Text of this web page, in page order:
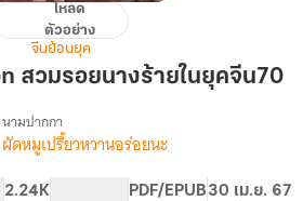
โหลด
ตัวอย่าง
จีนย้อนยุค
สวมรอยนางร้ายในยุคจีน70
เรื่องThe
นามปากกา
ผัดหมูเปรี้ยวหวานอร่อยนะ
2.24K PDF/EPUB30 เม.ย. 67